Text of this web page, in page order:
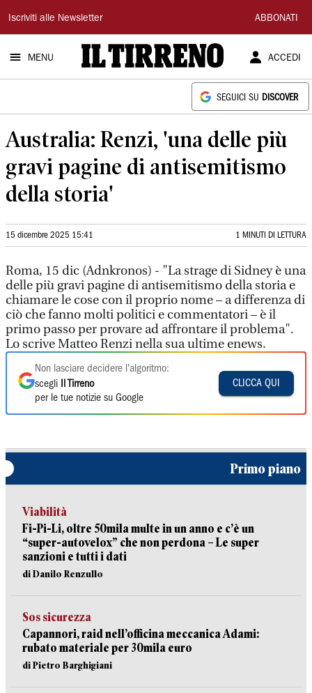
Il
Tirreno
Iscriviti alle Newsletter ABBONATI
MENU ACCEDI
SEGUICI SU DISCOVER
Australia: Renzi, 'una delle più
gravi pagine di antisemitismo
della storia'
15 dicembre 2025 15:41 1 MINUTI DI LETTURA
Roma, 15 dic (Adnkronos) - "La strage di Sidney è una
delle più gravi pagine di antisemitismo della storia e
chiamare le cose con il proprio nome – a differenza di
ciò che fanno molti politici e commentatori – è il
primo passo per provare ad affrontare il problema".
Lo scrive Matteo Renzi nella sua ultime enews.
Non lasciare decidere l'algoritmo:
scegli
Il Tirreno
per le tue notizie su Google
CLICCA QUI
Primo piano
Viabilità
Fi-Pi-Li, oltre 50mila multe in un anno e c’è un
“super-autovelox” che non perdona – Le super
sanzioni e tutti i dati
di Danilo Renzullo
Sos sicurezza
Capannori, raid nell’officina meccanica Adami:
rubato materiale per 30mila euro
di Pietro Barghigiani